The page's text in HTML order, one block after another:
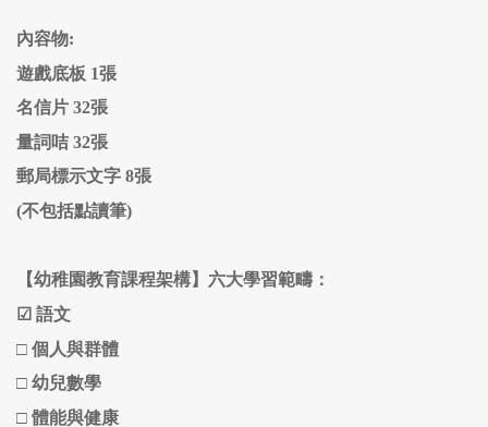
內容物:
遊戲底板 1張
名信片 32張
量詞咭 32張
郵局標示文字 8張
(不包括點讀筆)
【幼稚園教育課程架構】六大學習範疇：
☑ 語文
□ 個人與群體
□ 幼兒數學
□ 體能與健康